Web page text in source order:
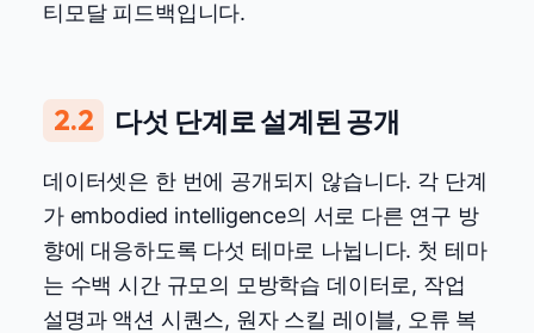
티모달 피드백입니다.
2.2 다섯 단계로 설계된 공개
데이터셋은 한 번에 공개되지 않습니다. 각 단계
가 embodied intelligence의 서로 다른 연구 방
향에 대응하도록 다섯 테마로 나뉩니다. 첫 테마
는 수백 시간 규모의 모방학습 데이터로, 작업
설명과 액션 시퀀스, 원자 스킬 레이블, 오류 복